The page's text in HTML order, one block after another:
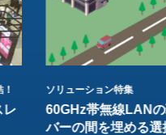
レ
ソリューション特集
60GHz帯無線LAN
バーの間を埋める選